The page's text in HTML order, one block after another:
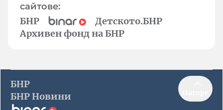
сайтове:
БНР
Детското.БНР
Архивен фонд на БНР
БНР
БНР Новини